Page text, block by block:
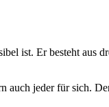
ist. Er besteht
auch jeder für sich.